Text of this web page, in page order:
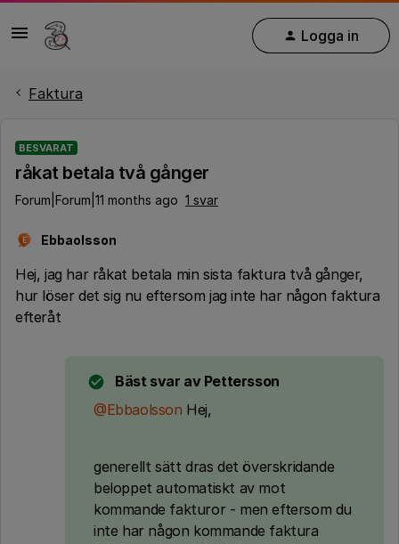
Logga in
Faktura
BESVARAT
råkat betala två gånger
Forum|Forum|11 months ago 1 svar
E Ebbaolsson
Hej, jag har råkat betala min sista faktura två gånger,
hur löser det sig nu eftersom jag inte har någon faktura
efteråt
Bäst svar av Pettersson
@Ebbaolsson Hej,
generellt sätt dras det överskridande
beloppet automatiskt av mot
kommande fakturor - men eftersom du
inte har någon kommande faktura